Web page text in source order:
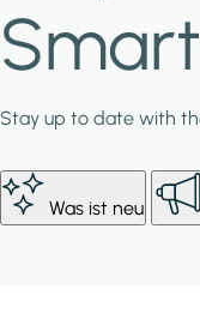
Stay up to date with
Was ist neu